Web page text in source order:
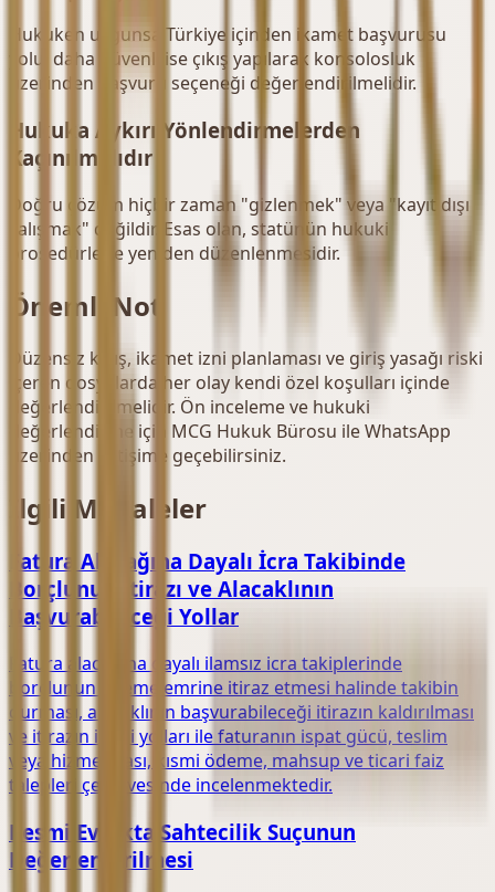
Hukuken uygunsa Türkiye içinden ikamet başvurusu
yolu; daha güvenli ise çıkış yapılarak konsolosluk
üzerinden başvuru seçeneği değerlendirilmelidir.
Hukuka Aykırı Yönlendirmelerden
Kaçınılmalıdır
Doğru çözüm hiçbir zaman "gizlenmek" veya "kayıt dışı
çalışmak" değildir. Esas olan, statünün hukuki
prosedürlerle yeniden düzenlenmesidir.
Önemli Not
Düzensiz kalış, ikamet izni planlaması ve giriş yasağı riski
içeren dosyalarda her olay kendi özel koşulları içinde
değerlendirilmelidir. Ön inceleme ve hukuki
değerlendirme için MCG Hukuk Bürosu ile WhatsApp
üzerinden iletişime geçebilirsiniz.
İlgili Makaleler
Fatura Alacağına Dayalı İcra Takibinde
Borçlunun İtirazı ve Alacaklının
Başvurabileceği Yollar
Fatura alacağına dayalı ilamsız icra takiplerinde
borçlunun ödeme emrine itiraz etmesi halinde takibin
durması, alacaklının başvurabileceği itirazın kaldırılması
ve itirazın iptali yolları ile faturanın ispat gücü, teslim
veya hizmet ifası, kısmi ödeme, mahsup ve ticari faiz
talepleri çerçevesinde incelenmektedir.
Resmi Evrakta Sahtecilik Suçunun
Değerlendirilmesi